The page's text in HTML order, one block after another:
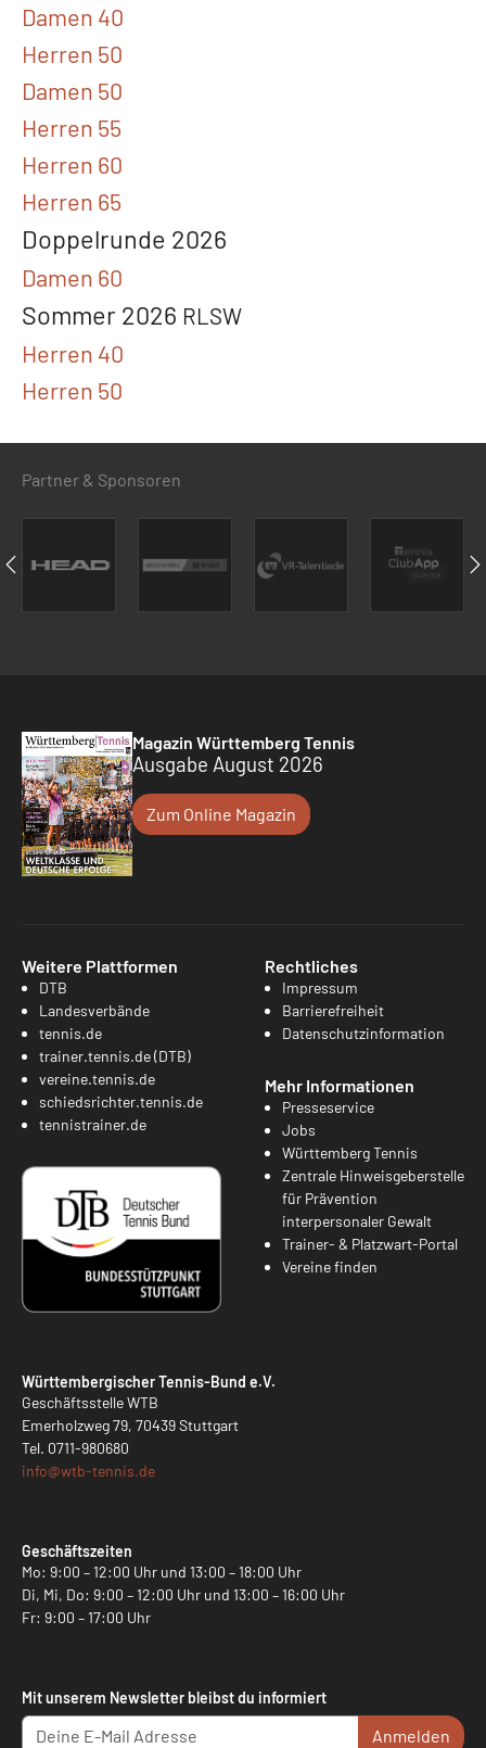
Damen 40
Herren 50
Damen 50
Herren 55
Herren 60
Herren 65
Doppelrunde 2026
Damen 60
Sommer 2026 RLSW
Herren 40
Herren 50
Partner & Sponsoren
Magazin Württemberg Tennis
Ausgabe August 2026
Zum Online Magazin
Weitere Plattformen
DTB
Landesverbände
tennis.de
trainer.tennis.de (DTB)
vereine.tennis.de
schiedsrichter.tennis.de
tennistrainer.de
Rechtliches
Impressum
Barrierefreiheit
Datenschutzinformation
Mehr Informationen
Presseservice
Jobs
Württemberg Tennis
Zentrale Hinweisgeberstelle
für Prävention
interpersonaler Gewalt
Trainer- & Platzwart-Portal
Vereine finden
Württembergischer Tennis-Bund e.V.
Geschäftsstelle WTB
Emerholzweg 79, 70439 Stuttgart
Tel. 0711-980680
info@wtb-tennis.de
Geschäftszeiten
Mo: 9:00 – 12:00 Uhr und 13:00 – 18:00 Uhr
Di, Mi, Do: 9:00 – 12:00 Uhr und 13:00 – 16:00 Uhr
Fr: 9:00 – 17:00 Uhr
Mit unserem Newsletter bleibst du informiert
Anmelden